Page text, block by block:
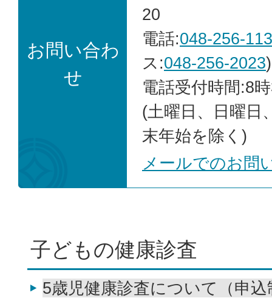
お問い合わ
せ
20
電話:048-256-
ス:048-256-2023)
電話受付時間:8
(土曜日、日曜日
末年始を除く)
メールでのお問
子どもの健康診査
5歳児健康診査について（申込